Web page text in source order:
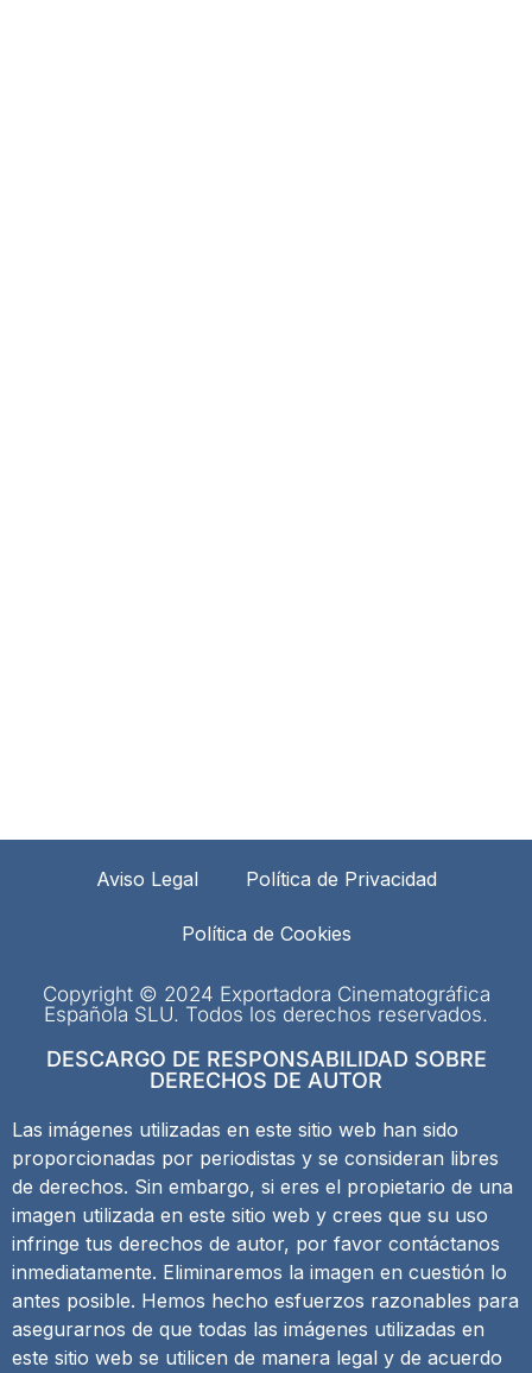
Aviso Legal Política de Privacidad
Política de Cookies
Copyright © 2024 Exportadora Cinematográfica
Española SLU. Todos los derechos reservados.
DESCARGO DE RESPONSABILIDAD SOBRE
DERECHOS DE AUTOR
Las imágenes utilizadas en este sitio web han sido
proporcionadas por periodistas y se consideran libres
de derechos. Sin embargo, si eres el propietario de una
imagen utilizada en este sitio web y crees que su uso
infringe tus derechos de autor, por favor contáctanos
inmediatamente. Eliminaremos la imagen en cuestión lo
antes posible. Hemos hecho esfuerzos razonables para
asegurarnos de que todas las imágenes utilizadas en
este sitio web se utilicen de manera legal y de acuerdo